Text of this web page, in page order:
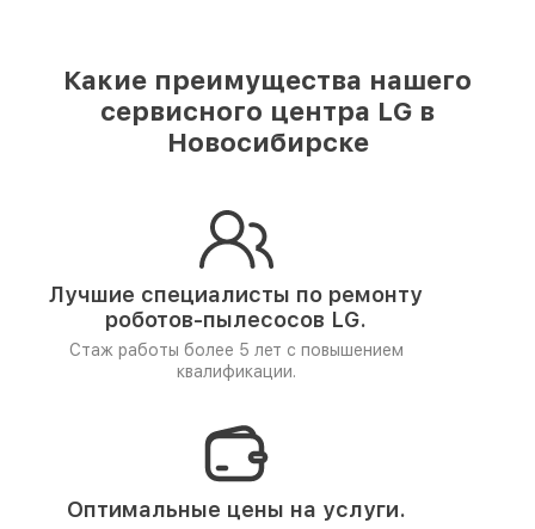
Какие преимущества нашего
сервисного центра LG в
Новосибирске
Лучшие специалисты по ремонту
роботов-пылесосов LG.
Стаж работы более 5 лет с повышением
квалификации.
Оптимальные цены на услуги.